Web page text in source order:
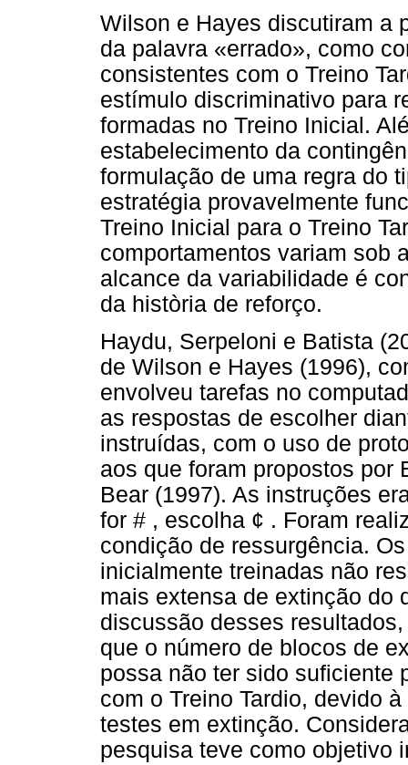
Wilson e Hayes discutiram a
da palavra «errado», como
consistentes com o Treino
estímulo discriminativo para
formadas no Treino Inicial.
estabelecimento da
formulação de uma regra do
estratégia provavelmente
Treino Inicial para o Treino
comportamentos variam sob
alcance da variabilidade é
da història de reforço.
Haydu, Serpeloni e Batista
de Wilson e Hayes (1996),
envolveu tarefas no
as respostas de escolher
instruídas, com o uso de
aos que foram propostos por
Bear (1997). As instruções
for # , escolha ¢ . Foram
condição de ressurgência.
inicialmente treinadas não
mais extensa de extinção do
discussão desses
que o número de blocos de
possa não ter sido suficiente
com o Treino Tardio, devido
testes em extinção.
pesquisa teve como objetivo